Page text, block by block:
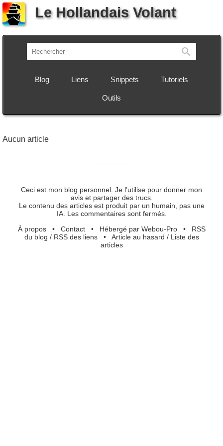
Le Hollandais Volant
Blog Liens Snippets Tutoriels
Outils
Aucun article
Ceci est mon blog personnel. Je l’utilise pour donner mon
avis et partager des trucs.
Le contenu des articles est produit par un humain, pas une
IA. Les commentaires sont fermés.
À propos• Contact• Hébergé par Webou-Pro• RSS
du blog / RSS des liens• Article au hasard / Liste des
articles